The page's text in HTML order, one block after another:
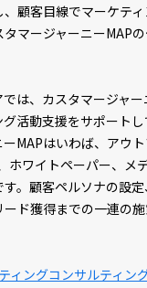
顧客目線でマーケテ
マージャーニーMAP
は、カスタマージャ
活動支援をサポートし
MAPはいわば、アウ
ホワイトペーパー、メ
。顧客ペルソナの設
ド獲得までの一連の
ィングコンサルティン